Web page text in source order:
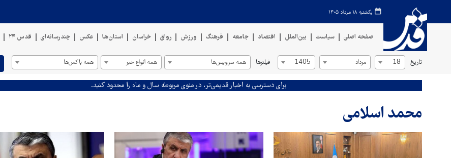
یکشنبه ۱۸ مرداد ۱۴۰۵
صفحه اصلی سیاست بین‌الملل اقتصاد جامعه فرهنگ ورزش رواق خراسان استان‌ها عکس چندرسانه‌ای قدس ۲۴
تاریخ 18 مرداد 1405 فیلترها همه سرویس‌ها همه انواع خبر همه باکس‌ها
برای دسترسی به اخبار قدیمی‌تر، در منوی مربوطه سال و ماه را محدود کنید.
محمد اسلامی